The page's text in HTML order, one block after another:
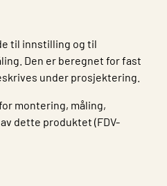
til innstilling og til
Den er beregnet for fast
under prosjektering.
montering, måling,
dette produktet (FDV-